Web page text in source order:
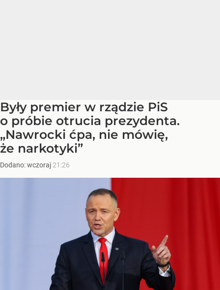
Były premier w rządzie PiS
o próbie otrucia prezydenta.
„Nawrocki ćpa, nie mówię,
że narkotyki”
Dodano:wczoraj 21:26